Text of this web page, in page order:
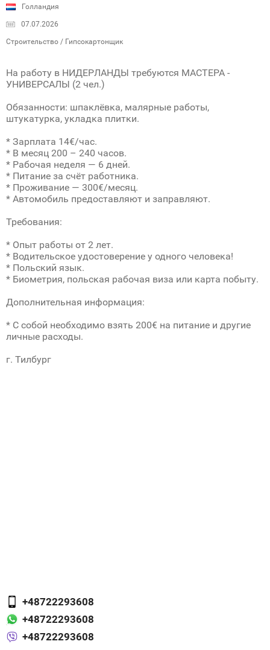
Голландия
07.07.2026
Строительство / Гипсокартонщик
На работу в НИДЕРЛАНДЫ требуются МАСТЕРА -
УНИВЕРСАЛЫ (2 чел.)
Обязанности: шпаклёвка, малярные работы,
штукатурка, укладка плитки.
* Зарплата 14€/час.
* В месяц 200 – 240 часов.
* Рабочая неделя — 6 дней.
* Питание за счёт работника.
* Проживание — 300€/месяц.
* Автомобиль предоставляют и заправляют.
Требования:
* Опыт работы от 2 лет.
* Водительское удостоверение у одного человека!
* Польский язык.
* Биометрия, польская рабочая виза или карта побыту.
Дополнительная информация:
* С собой необходимо взять 200€ на питание и другие
личные расходы.
г. Тилбург
+48722293608
+48722293608
+48722293608